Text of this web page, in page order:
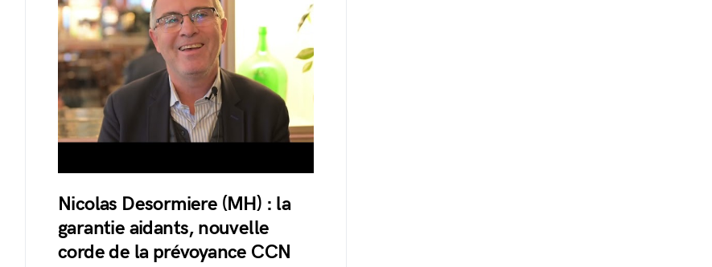
Nicolas Desormiere (MH) : la
garantie aidants, nouvelle
corde de la prévoyance CCN